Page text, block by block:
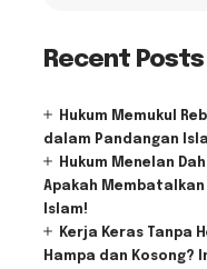
Recent Posts
Hukum Memukul
dalam Pandangan
Hukum Menelan
Apakah
Islam!
Kerja Keras Tanpa
Hampa dan Kosong?